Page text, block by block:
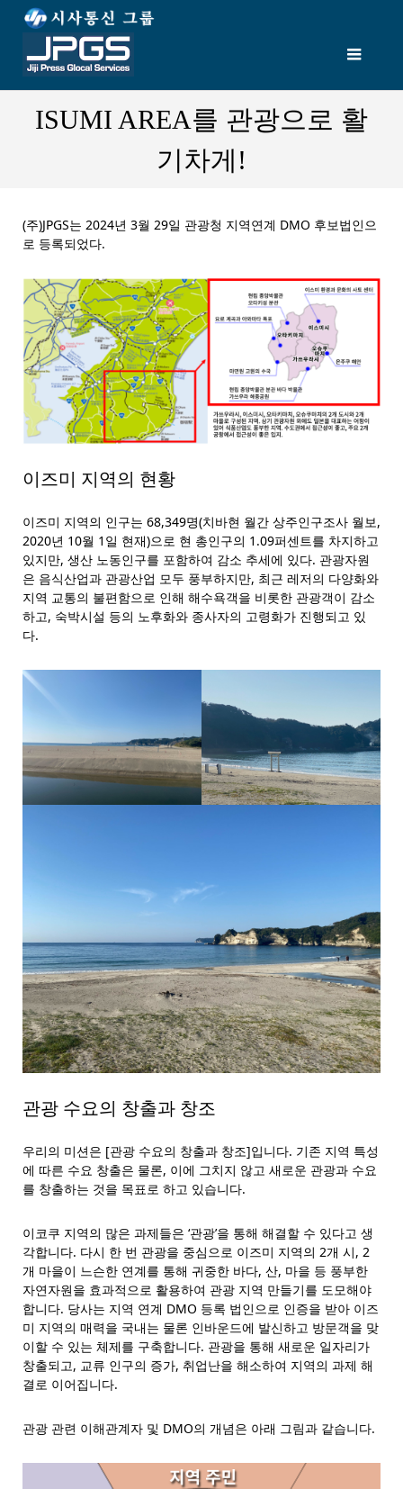
ISUMI AREA를 관광으로 활
기차게!
(주)JPGS는 2024년 3월 29일 관광청 지역연계 DMO 후보법인으
로 등록되었다.
이즈미 지역의 현황
이즈미 지역의 인구는 68,349명(치바현 월간 상주인구조사 월보,
2020년 10월 1일 현재)으로 현 총인구의 1.09퍼센트를 차지하고
있지만, 생산 노동인구를 포함하여 감소 추세에 있다. 관광자원
은 음식산업과 관광산업 모두 풍부하지만, 최근 레저의 다양화와
지역 교통의 불편함으로 인해 해수욕객을 비롯한 관광객이 감소
하고, 숙박시설 등의 노후화와 종사자의 고령화가 진행되고 있
다.
관광 수요의 창출과 창조
우리의 미션은 [관광 수요의 창출과 창조]입니다. 기존 지역 특성
에 따른 수요 창출은 물론, 이에 그치지 않고 새로운 관광과 수요
를 창출하는 것을 목표로 하고 있습니다.
이코쿠 지역의 많은 과제들은 ‘관광’을 통해 해결할 수 있다고 생
각합니다. 다시 한 번 관광을 중심으로 이즈미 지역의 2개 시, 2
개 마을이 느슨한 연계를 통해 귀중한 바다, 산, 마을 등 풍부한
자연자원을 효과적으로 활용하여 관광 지역 만들기를 도모해야
합니다. 당사는 지역 연계 DMO 등록 법인으로 인증을 받아 이즈
미 지역의 매력을 국내는 물론 인바운드에 발신하고 방문객을 맞
이할 수 있는 체제를 구축합니다. 관광을 통해 새로운 일자리가
창출되고, 교류 인구의 증가, 취업난을 해소하여 지역의 과제 해
결로 이어집니다.
관광 관련 이해관계자 및 DMO의 개념은 아래 그림과 같습니다.